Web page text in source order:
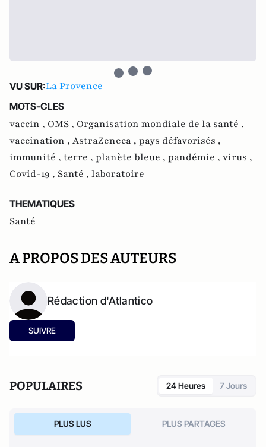
VU SUR:La Provence
MOTS-CLES
vaccin , OMS , Organisation mondiale de la santé ,
vaccination , AstraZeneca , pays défavorisés ,
immunité , terre , planète bleue , pandémie , virus ,
Covid-19 , Santé , laboratoire
THEMATIQUES
Santé
A PROPOS DES AUTEURS
Rédaction d'Atlantico
SUIVRE
POPULAIRES 24 Heures 7 Jours
PLUS LUS PLUS PARTAGES